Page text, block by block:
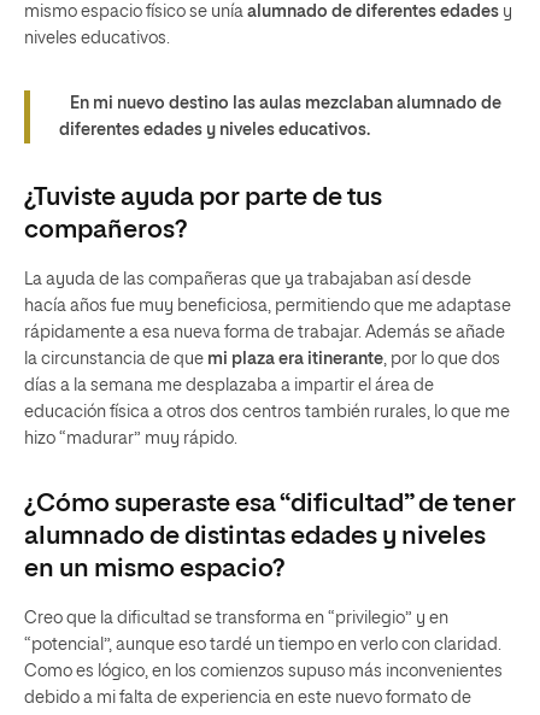
mismo espacio físico se unía alumnado de diferentes edades y
niveles educativos.
En mi nuevo destino las aulas mezclaban alumnado de
diferentes edades y niveles educativos.
¿Tuviste ayuda por parte de tus
compañeros?
La ayuda de las compañeras que ya trabajaban así desde
hacía años fue muy beneficiosa, permitiendo que me adaptase
rápidamente a esa nueva forma de trabajar. Además se añade
la circunstancia de que mi plaza era itinerante, por lo que dos
días a la semana me desplazaba a impartir el área de
educación física a otros dos centros también rurales, lo que me
hizo “madurar” muy rápido.
¿Cómo superaste esa “dificultad” de tener
alumnado de distintas edades y niveles
en un mismo espacio?
Creo que la dificultad se transforma en “privilegio” y en
“potencial”, aunque eso tardé un tiempo en verlo con claridad.
Como es lógico, en los comienzos supuso más inconvenientes
debido a mi falta de experiencia en este nuevo formato de